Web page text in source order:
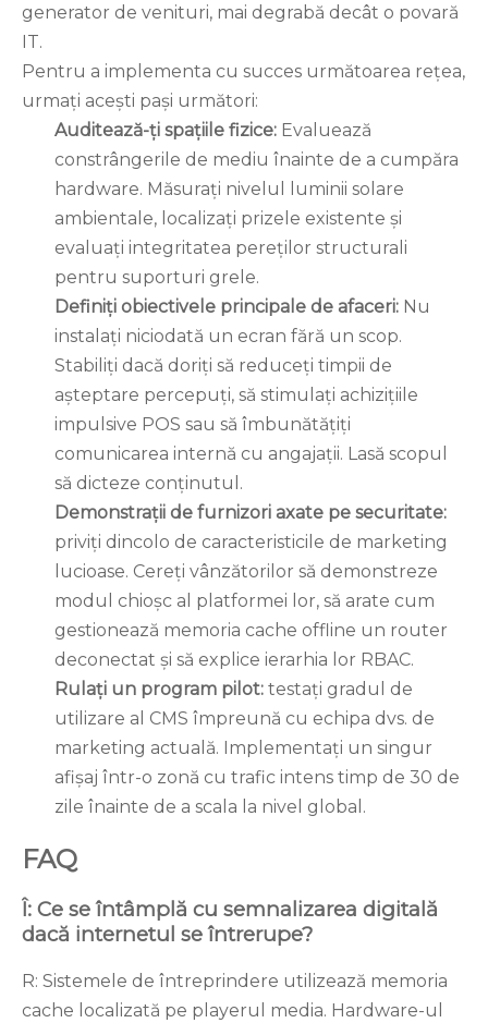
generator de venituri, mai degrabă decât o povară
IT.
Pentru a implementa cu succes următoarea rețea,
urmați acești pași următori:
Auditează-ți spațiile fizice: Evaluează
constrângerile de mediu înainte de a cumpăra
hardware. Măsurați nivelul luminii solare
ambientale, localizați prizele existente și
evaluați integritatea pereților structurali
pentru suporturi grele.
Definiți obiectivele principale de afaceri: Nu
instalați niciodată un ecran fără un scop.
Stabiliți dacă doriți să reduceți timpii de
așteptare percepuți, să stimulați achizițiile
impulsive POS sau să îmbunătățiți
comunicarea internă cu angajații. Lasă scopul
să dicteze conținutul.
Demonstrații de furnizori axate pe securitate:
priviți dincolo de caracteristicile de marketing
lucioase. Cereți vânzătorilor să demonstreze
modul chioșc al platformei lor, să arate cum
gestionează memoria cache offline un router
deconectat și să explice ierarhia lor RBAC.
Rulați un program pilot: testați gradul de
utilizare al CMS împreună cu echipa dvs. de
marketing actuală. Implementați un singur
afișaj într-o zonă cu trafic intens timp de 30 de
zile înainte de a scala la nivel global.
FAQ
Î: Ce se întâmplă cu semnalizarea digitală
dacă internetul se întrerupe?
R: Sistemele de întreprindere utilizează memoria
cache localizată pe playerul media. Hardware-ul